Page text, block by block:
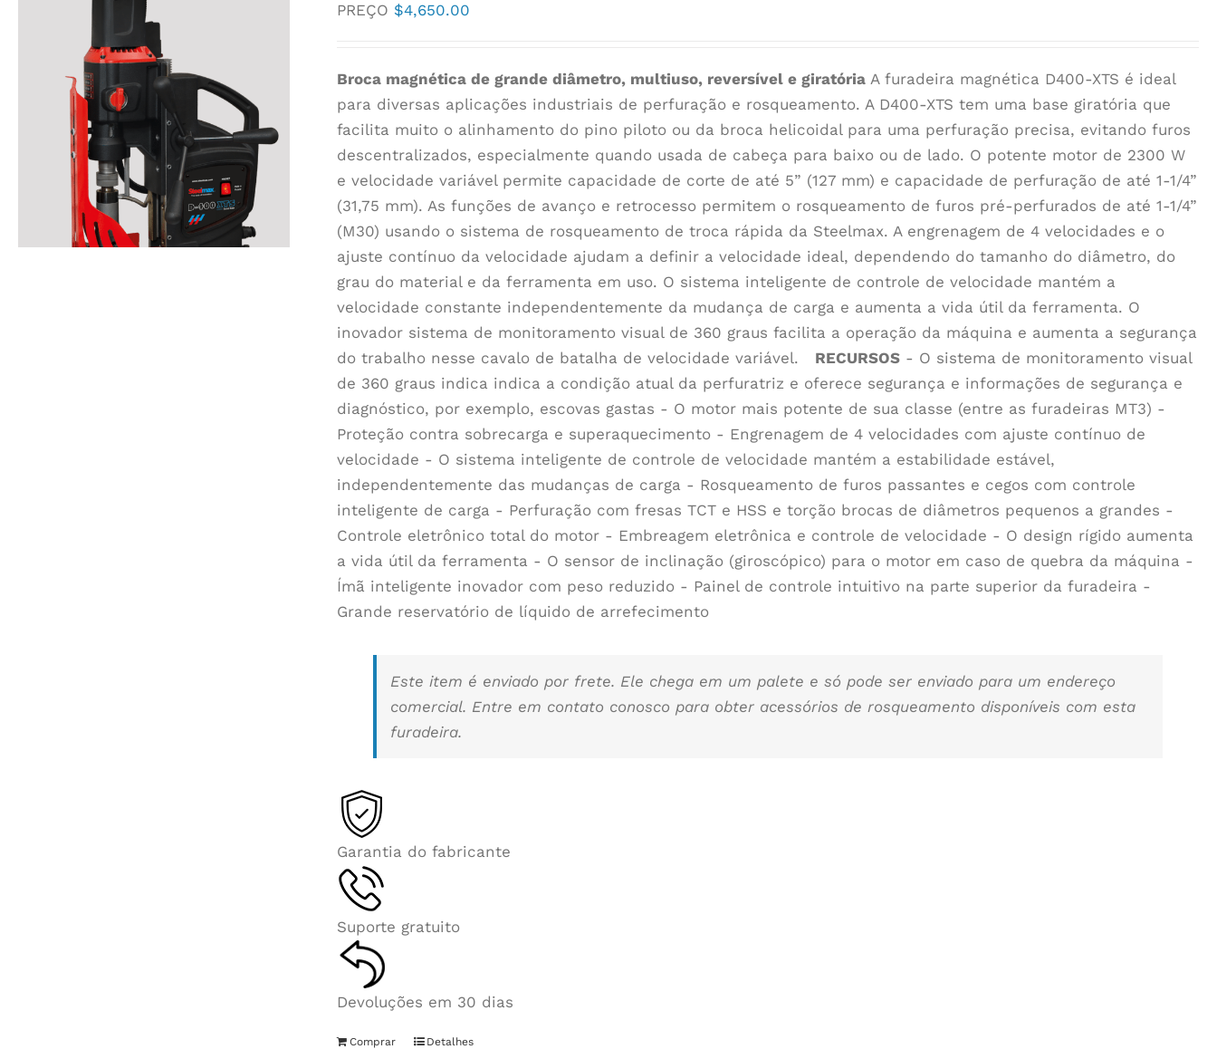
PREÇO $4,650.00
Broca magnética de grande diâmetro, multiuso, reversível e giratória A furadeira magnética D400-XTS é ideal
para diversas aplicações industriais de perfuração e rosqueamento. A D400-XTS tem uma base giratória que
facilita muito o alinhamento do pino piloto ou da broca helicoidal para uma perfuração precisa, evitando furos
descentralizados, especialmente quando usada de cabeça para baixo ou de lado. O potente motor de 2300 W
e velocidade variável permite capacidade de corte de até 5” (127 mm) e capacidade de perfuração de até 1-1/4”
(31,75 mm). As funções de avanço e retrocesso permitem o rosqueamento de furos pré-perfurados de até 1-1/4”
(M30) usando o sistema de rosqueamento de troca rápida da Steelmax. A engrenagem de 4 velocidades e o
ajuste contínuo da velocidade ajudam a definir a velocidade ideal, dependendo do tamanho do diâmetro, do
grau do material e da ferramenta em uso. O sistema inteligente de controle de velocidade mantém a
velocidade constante independentemente da mudança de carga e aumenta a vida útil da ferramenta. O
inovador sistema de monitoramento visual de 360 graus facilita a operação da máquina e aumenta a segurança
do trabalho nesse cavalo de batalha de velocidade variável. RECURSOS - O sistema de monitoramento visual
de 360 graus indica indica a condição atual da perfuratriz e oferece segurança e informações de segurança e
diagnóstico, por exemplo, escovas gastas - O motor mais potente de sua classe (entre as furadeiras MT3) -
Proteção contra sobrecarga e superaquecimento - Engrenagem de 4 velocidades com ajuste contínuo de
velocidade - O sistema inteligente de controle de velocidade mantém a estabilidade estável,
independentemente das mudanças de carga - Rosqueamento de furos passantes e cegos com controle
inteligente de carga - Perfuração com fresas TCT e HSS e torção brocas de diâmetros pequenos a grandes -
Controle eletrônico total do motor - Embreagem eletrônica e controle de velocidade - O design rígido aumenta
a vida útil da ferramenta - O sensor de inclinação (giroscópico) para o motor em caso de quebra da máquina -
Ímã inteligente inovador com peso reduzido - Painel de controle intuitivo na parte superior da furadeira -
Grande reservatório de líquido de arrefecimento
Este item é enviado por frete. Ele chega em um palete e só pode ser enviado para um endereço
comercial. Entre em contato conosco para obter acessórios de rosqueamento disponíveis com esta
furadeira.
Garantia do fabricante
Suporte gratuito
Devoluções em 30 dias
Comprar Detalhes